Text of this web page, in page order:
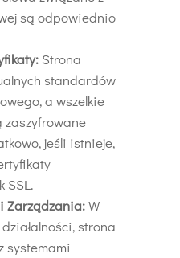
są odpowiednio
Strona
standardów
a wszelkie
zaszyfrowane
jeśli istnieje,
SSL.
Zarządzania:W
strona
systemami